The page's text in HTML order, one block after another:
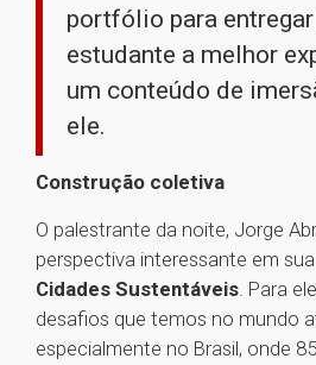
portfólio para
estudante a melhor
um conteúdo de
ele.
Construção coletiva
O palestrante da noite, Jorge
perspectiva interessante em
Cidades Sustentáveis. Para
desafios que temos no mundo
especialmente no Brasil, onde